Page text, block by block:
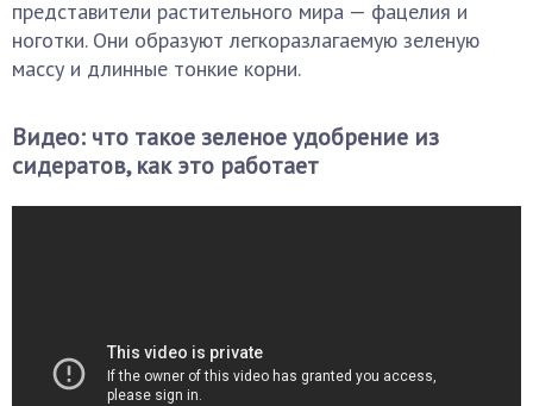
представители растительного мира — фацелия и
ноготки. Они образуют легкоразлагаемую зеленую
массу и длинные тонкие корни.
Видео: что такое зеленое удобрение из
сидератов, как это работает